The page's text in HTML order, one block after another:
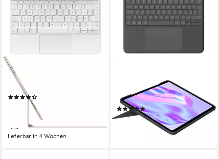
APPLE
Magic Keyboard für das 13"
iPad Air (M3) iPad-Tastatur
323,00 €
mtl. in 24 Raten
-7%
lieferbar in 4 Wochen
Tastatur, (für iPad Pro 13"
Tastatur
(2)
ab 243,90 €
mtl. in 12 Raten
lieferbar - in 5-6 Werktagen bei dir